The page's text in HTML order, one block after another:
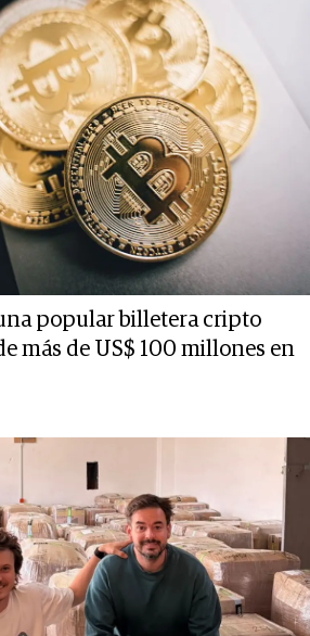
popular billetera cripto
más de US$ 100 millones en